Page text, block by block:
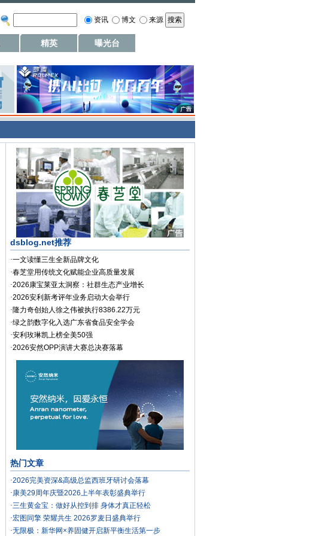
资讯 博文 来源
精英 曝光台
dsblog.net推荐
·一文读懂三生全新品牌文化
·春芝堂用传统文化赋能企业高质量发展
·2026康宝莱亚太洞察：社群生态产业增长
·2026安利新考评年业务启动大会举行
·隆力奇创始人徐之伟被执行8386.22万元
·绿之韵数字化入选广东省食品安全学会
·安利玫琳凯上榜全美50强
·2026安然OPP演讲大赛总决赛落幕
热门文章
·2026完美资深&高级总监西班牙研讨会落幕
·康美29周年庆暨2026上半年表彰盛典举行
·三生黄金宝：做好从控到排 身体才真正轻松
·宏图同擎 荣耀共生 2026罗麦日盛典举行
·无限极：新华网×养固健开启新平衡生活第一步